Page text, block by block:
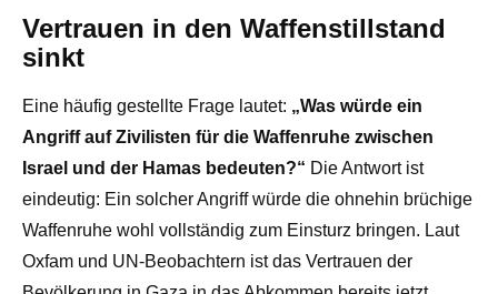
Vertrauen in den Waffenstillstand
sinkt
Eine häufig gestellte Frage lautet: „Was würde ein
Angriff auf Zivilisten für die Waffenruhe zwischen
Israel und der Hamas bedeuten?“ Die Antwort ist
eindeutig: Ein solcher Angriff würde die ohnehin brüchige
Waffenruhe wohl vollständig zum Einsturz bringen. Laut
Oxfam und UN-Beobachtern ist das Vertrauen der